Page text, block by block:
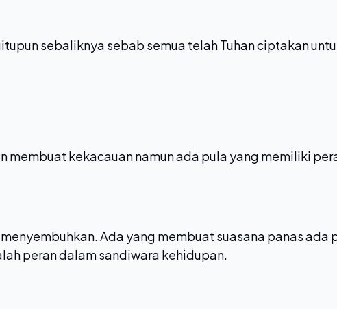
sebaliknya sebab semua telah Tuhan ciptakan
membuat kekacauan namun ada pula yang memiliki
Ada yang membuat suasana panas ada
peran dalam sandiwara kehidupan.